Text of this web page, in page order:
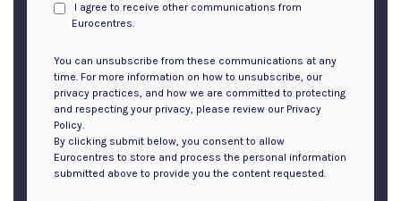
I agree to receive other communications from
Eurocentres.
You can unsubscribe from these communications at any
time. For more information on how to unsubscribe, our
privacy practices, and how we are committed to protecting
and respecting your privacy, please review our Privacy
Policy.
By clicking submit below, you consent to allow
Eurocentres to store and process the personal information
submitted above to provide you the content requested.